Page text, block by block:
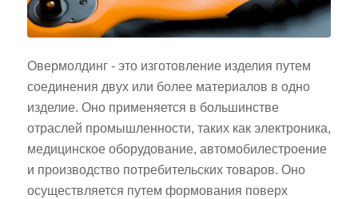
Овермолдинг - это изготовление изделия путем
соединения двух или более материалов в одно
изделие. Оно применяется в большинстве
отраслей промышленности, таких как электроника,
медицинское оборудование, автомобилестроение
и производство потребительских товаров. Оно
осуществляется путем формования поверх